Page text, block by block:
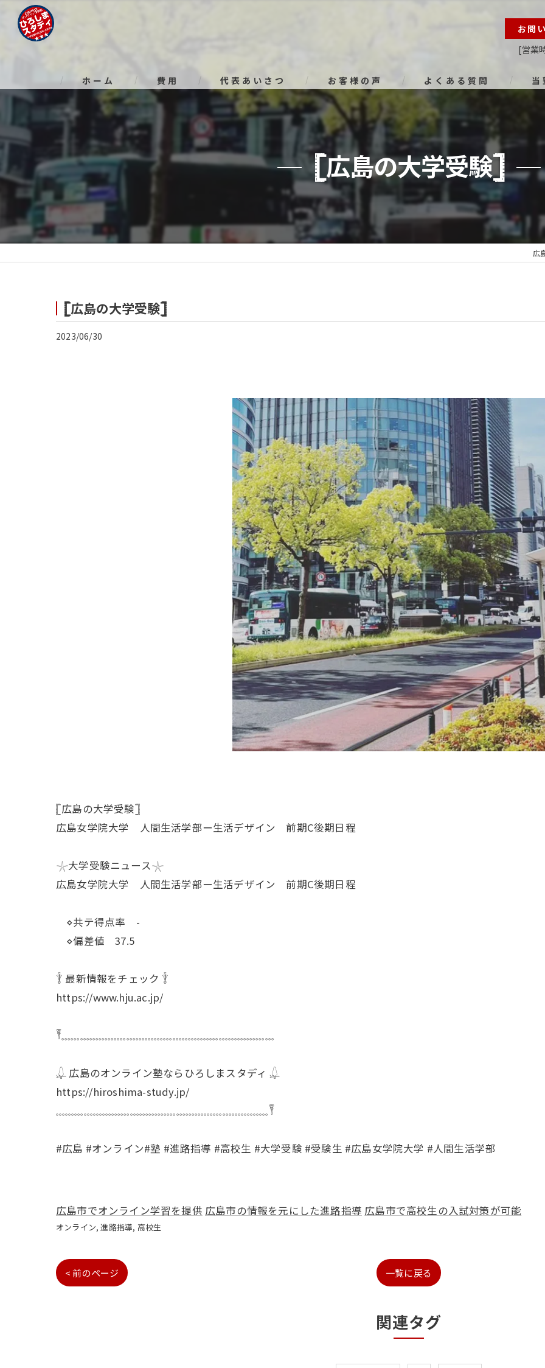
お問
[営業
ホーム
費用 代表あいさつ お客様の声 よくある質問 当
進路
小学
高校
𓊈広島の大学受験𓊉
広
𓊈広島の大学受験𓊉
2023/06/30
𓊈広島の大学受験𓊉
広島女学院大学 人間生活学部ー生活デザイン 前期C後期日程
𓇼大学受験ニュース𓇼
広島女学院大学 人間生活学部ー生活デザイン 前期C後期日程
⋄共テ得点率 -
⋄偏差値 37.5
𓇊 最新情報をチェック 𓇊
https://www.hju.ac.jp/
𓏣𓈓𓈓𓈓𓈓𓈓𓈓𓈓𓈓𓈓𓈓𓈓𓈓𓈓𓈓𓈓𓈓𓈓𓈓𓈓𓈓𓈓𓈓𓈓
𓆮 広島のオンライン塾ならひろしまスタディ 𓆮
https://hiroshima-study.jp/
𓈓𓈓𓈓𓈓𓈓𓈓𓈓𓈓𓈓𓈓𓈓𓈓𓈓𓈓𓈓𓈓𓈓𓈓𓈓𓈓𓈓𓈓𓈓𓏣
#広島 #オンライン#塾 #進路指導 #高校生 #大学受験 #受験生 #広島女学院大学 #人間生活学部
広島市でオンライン学習を提供 広島市の情報を元にした進路指導 広島市で高校生の入試対策が可能
オンライン 進路指導 高校生
< 前のページ 一覧に戻る
関連タグ